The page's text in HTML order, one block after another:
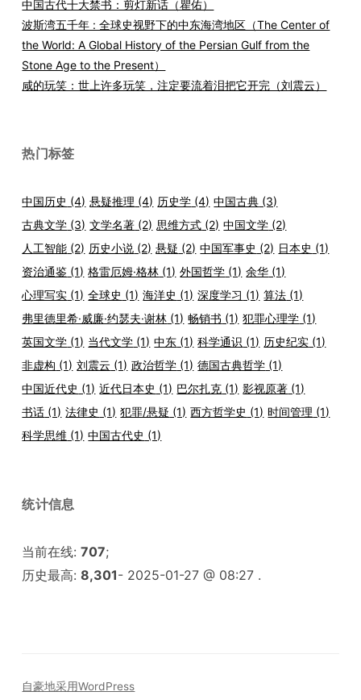
中国古代十大禁书：剪灯新话（瞿佑）
波斯湾五千年 : 全球史视野下的中东海湾地区（The Center of
the World: A Global History of the Persian Gulf from the
Stone Age to the Present）
咸的玩笑：世上许多玩笑，注定要流着泪把它开完（刘震云）
热门标签
中国历史 (4) 悬疑推理 (4) 历史学 (4) 中国古典 (3)
古典文学 (3) 文学名著 (2) 思维方式 (2) 中国文学 (2)
人工智能 (2) 历史小说 (2) 悬疑 (2) 中国军事史 (2) 日本史 (1)
资治通鉴 (1) 格雷厄姆·格林 (1) 外国哲学 (1) 余华 (1)
心理写实 (1) 全球史 (1) 海洋史 (1) 深度学习 (1) 算法 (1)
弗里德里希·威廉·约瑟夫·谢林 (1) 畅销书 (1) 犯罪心理学 (1)
英国文学 (1) 当代文学 (1) 中东 (1) 科学通识 (1) 历史纪实 (1)
非虚构 (1) 刘震云 (1) 政治哲学 (1) 德国古典哲学 (1)
中国近代史 (1) 近代日本史 (1) 巴尔扎克 (1) 影视原著 (1)
书话 (1) 法律史 (1) 犯罪/悬疑 (1) 西方哲学史 (1) 时间管理 (1)
科学思维 (1) 中国古代史 (1)
统计信息
当前在线:707;
历史最高:8,301- 2025-01-27 @ 08:27 .
自豪地采用WordPress